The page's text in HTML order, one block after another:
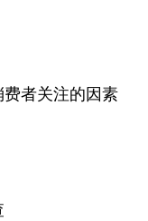
者关注的因素